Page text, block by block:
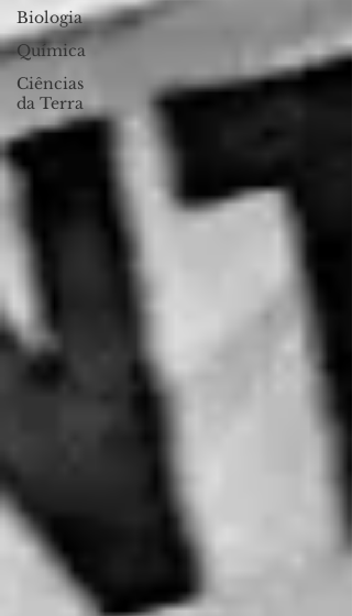
Biologia
Química
Ciências
da Terra